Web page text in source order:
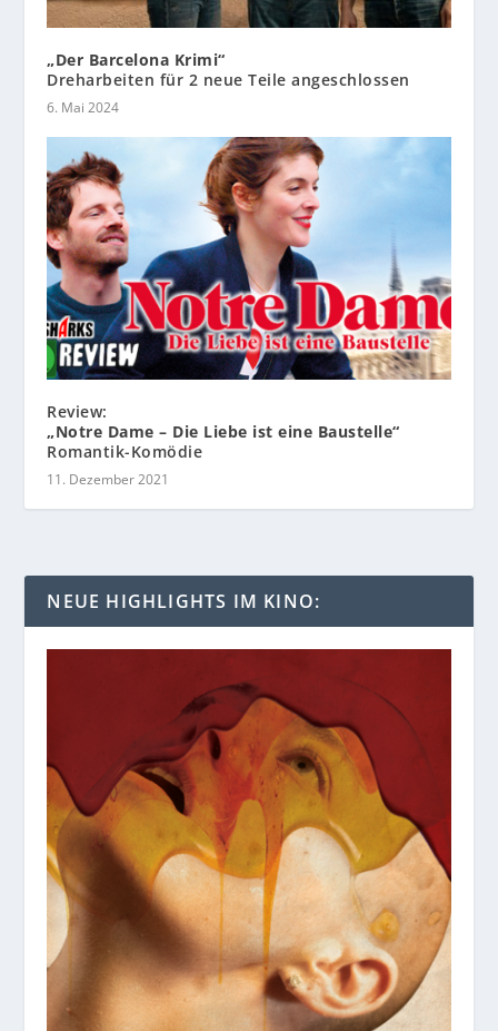
„Der Barcelona Krimi“
Dreharbeiten für 2 neue Teile angeschlossen
6. Mai 2024
Review:
„Notre Dame – Die Liebe ist eine Baustelle“
Romantik-Komödie
11. Dezember 2021
NEUE HIGHLIGHTS IM KINO: